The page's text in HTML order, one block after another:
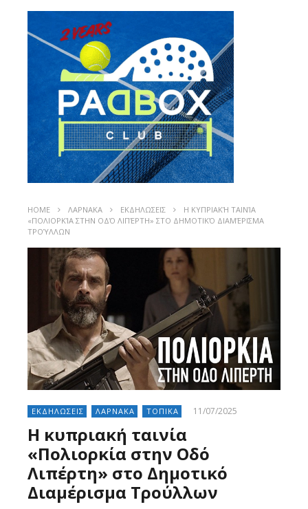
HOME ΛΑΡΝΑΚΑ ΕΚΔΗΛΩΣΕΙΣ
Η ΚΥΠΡΙΑΚΉ ΤΑΙΝΊΑ
«ΠΟΛΙΟΡΚΊΑ ΣΤΗΝ ΟΔΌ ΛΙΠΈΡΤΗ» ΣΤΟ ΔΗΜΟΤΙΚΌ ΔΙΑΜΈΡΙΣΜΑ
ΤΡΟΎΛΛΩΝ
ΕΚΔΗΛΩΣΕΙΣ ΛΑΡΝΑΚΑ ΤΟΠΙΚΑ 11/07/2025
Η κυπριακή ταινία
«Πολιορκία στην Οδό
Λιπέρτη» στο Δημοτικό
Διαμέρισμα Τρούλλων